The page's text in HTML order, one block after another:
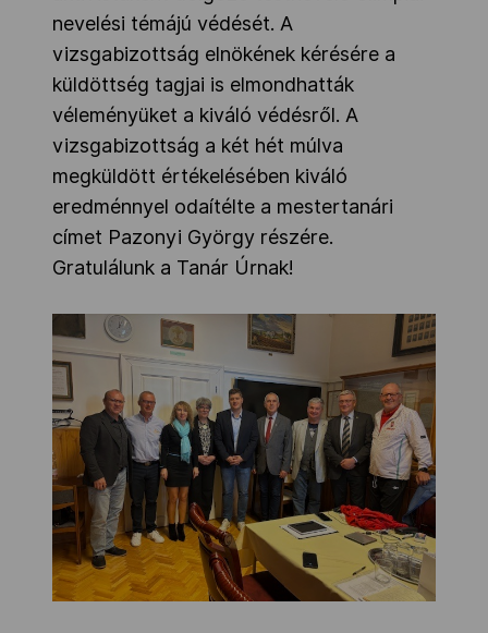
nevelési témájú védését. A
vizsgabizottság elnökének kérésére a
küldöttség tagjai is elmondhatták
véleményüket a kiváló védésről. A
vizsgabizottság a két hét múlva
megküldött értékelésében kiváló
eredménnyel odaítélte a mestertanári
címet Pazonyi György részére.
Gratulálunk a Tanár Úrnak!